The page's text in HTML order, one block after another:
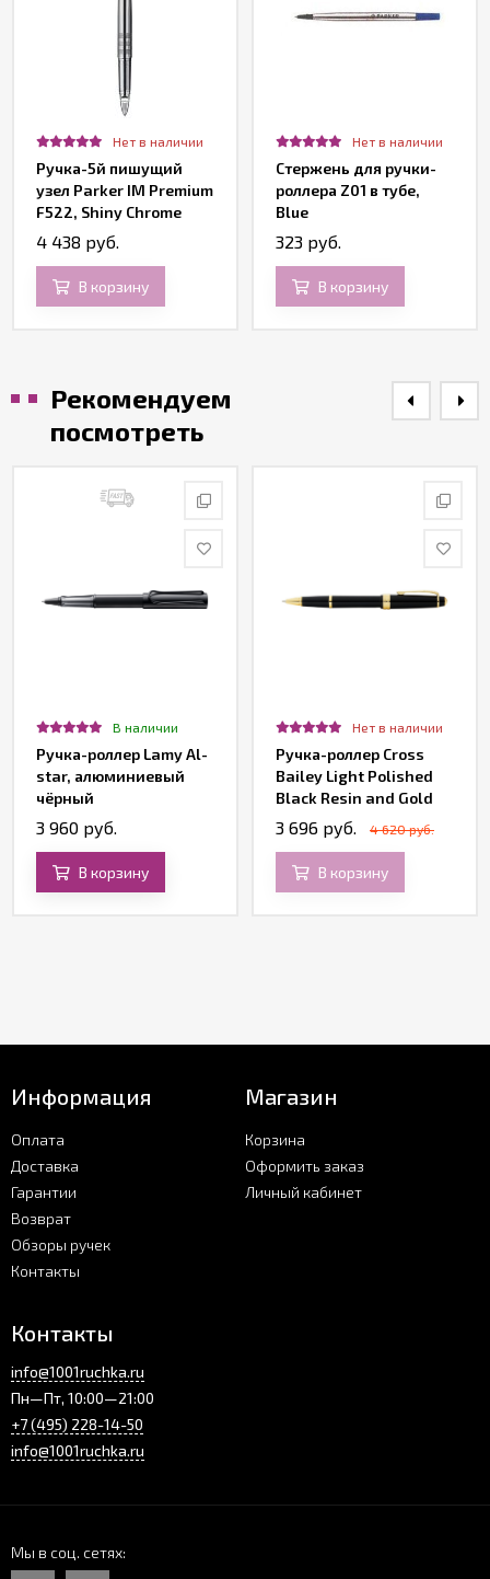
Нет в наличии
Ручка-5й пишущий
узел Parker IM Premium
F522, Shiny Chrome
Chiselled CT
4 438 руб.
В корзину
Нет в наличии
Стержень для ручки-
роллера Z01 в тубе,
Blue
323 руб.
В корзину
Рекомендуем
посмотреть
В наличии
Ручка-роллер Lamy Al-
star, алюминиевый
чёрный
3 960 руб.
В корзину
Нет в наличии
Ручка-роллер Cross
Bailey Light Polished
Black Resin and Gold
Tone
3 696 руб. 4 620 руб.
В корзину
Информация
Оплата
Доставка
Гарантии
Возврат
Обзоры ручек
Контакты
Магазин
Корзина
Оформить заказ
Личный кабинет
Контакты
info@1001ruchka.ru
Пн—Пт, 10:00—21:00
+7 (495) 228-14-50
info@1001ruchka.ru
Мы в соц. сетях